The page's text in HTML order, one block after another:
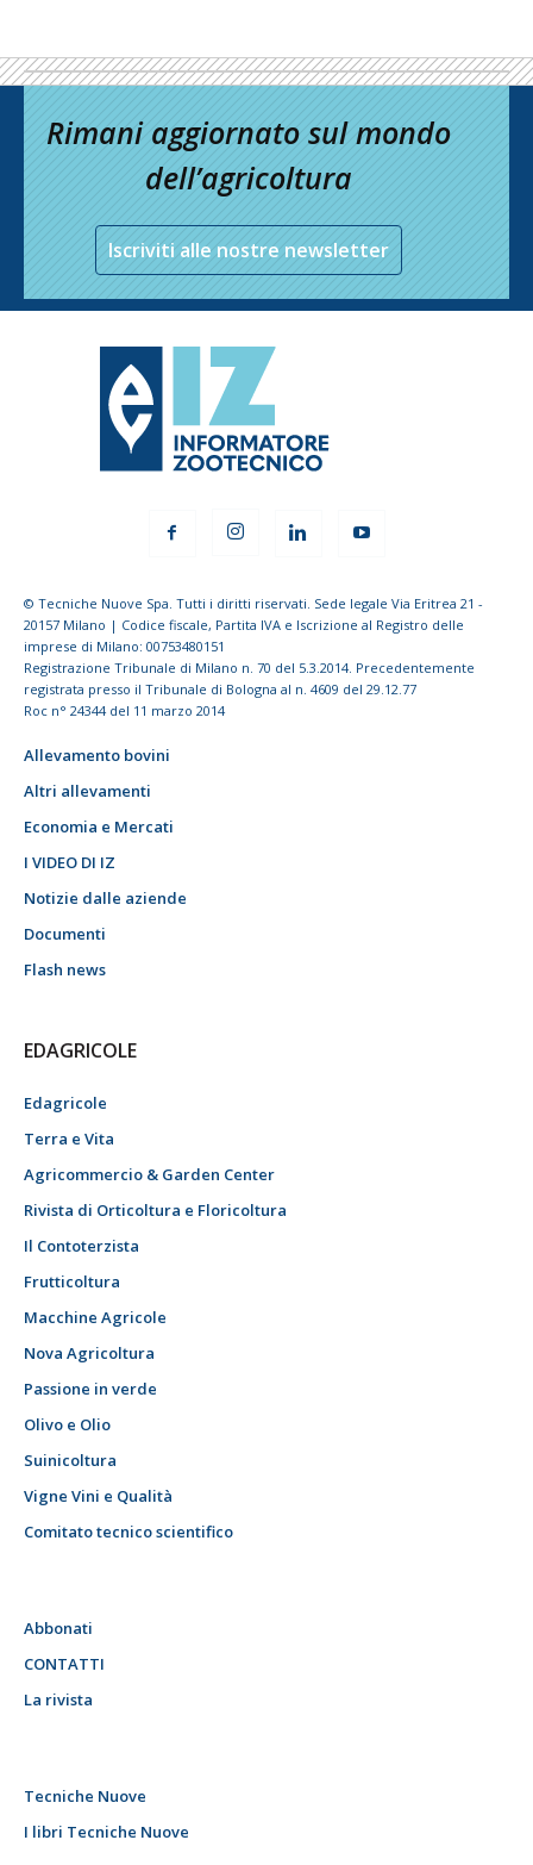
Rimani aggiornato sul mondo
dell’agricoltura
Iscriviti alle nostre newsletter
© Tecniche Nuove Spa. Tutti i diritti riservati. Sede legale Via Eritrea 21 -
20157 Milano | Codice fiscale, Partita IVA e Iscrizione al Registro delle
imprese di Milano: 00753480151
Registrazione Tribunale di Milano n. 70 del 5.3.2014. Precedentemente
registrata presso il Tribunale di Bologna al n. 4609 del 29.12.77
Roc n° 24344 del 11 marzo 2014
Allevamento bovini
Altri allevamenti
Economia e Mercati
I VIDEO DI IZ
Notizie dalle aziende
Documenti
Flash news
EDAGRICOLE
Edagricole
Terra e Vita
Agricommercio & Garden Center
Rivista di Orticoltura e Floricoltura
Il Contoterzista
Frutticoltura
Macchine Agricole
Nova Agricoltura
Passione in verde
Olivo e Olio
Suinicoltura
Vigne Vini e Qualità
Comitato tecnico scientifico
Abbonati
CONTATTI
La rivista
Tecniche Nuove
I libri Tecniche Nuove